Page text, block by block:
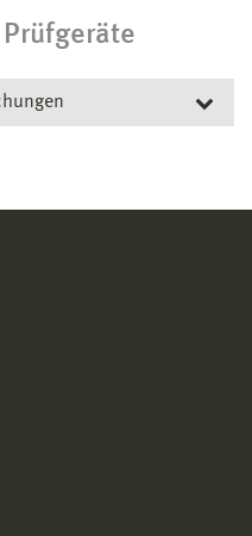
66/70 - MHG zur Prüfung
Das Prüfgerät
Berieselungsanlage
und einer relativen
Mit einem Spektrum
800 und 1200 W/m
auf